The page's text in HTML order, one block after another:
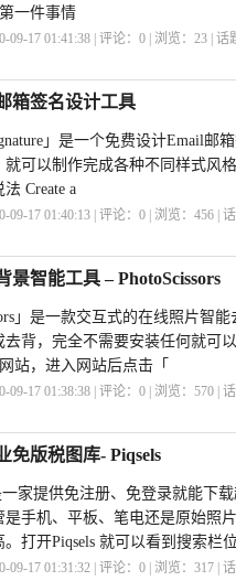
一件事情
09-17 01:41:38 | 评论：0 | 浏览：23 | 话
箱签名设计工具
」是一个免费设计Email
就可以制作完成各种不同样式风
Create a
09-17 01:40:13 | 评论：0 | 浏览：456 |
景智能工具 – PhotoScissors
」是一款交互式的在线照片
去背，完全不需要安装任何就可
网站，进入网站后点击「
09-17 01:38:38 | 评论：0 | 浏览：570 |
免版税图库- Piqsels
一家提供免注册、免登录就能下
是手机、平板、笔电还是原始照
打开Piqsels 就可以看到搜索栏位
09-17 01:31:32 | 评论：0 | 浏览：317 |